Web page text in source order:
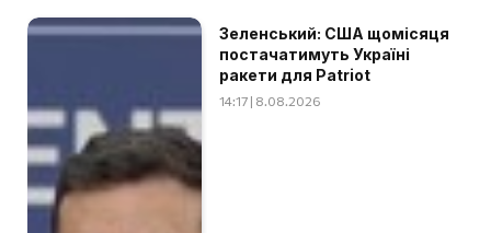
Зеленський: США щомісяця
постачатимуть Україні
ракети для Patriot
14:17 | 8.08.2026